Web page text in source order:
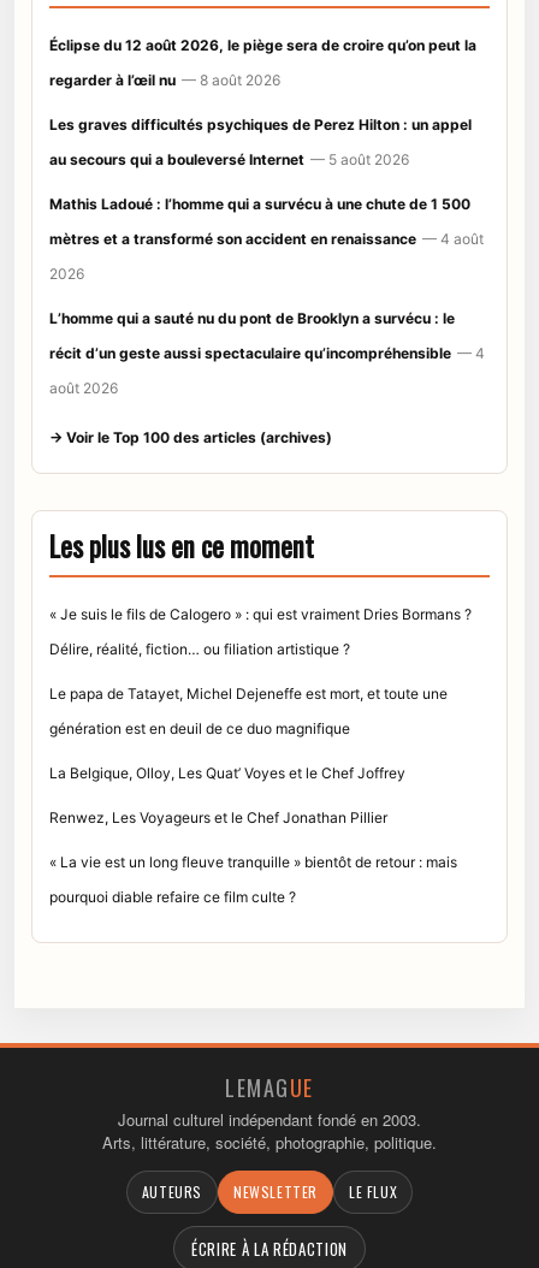
Éclipse du 12 août 2026, le piège sera de croire qu’on peut la
regarder à l’œil nu — 8 août 2026
Les graves difficultés psychiques de Perez Hilton : un appel
au secours qui a bouleversé Internet — 5 août 2026
Mathis Ladoué : l’homme qui a survécu à une chute de 1 500
mètres et a transformé son accident en renaissance — 4 août
2026
L’homme qui a sauté nu du pont de Brooklyn a survécu : le
récit d’un geste aussi spectaculaire qu’incompréhensible — 4
août 2026
→ Voir le Top 100 des articles (archives)
Les plus lus en ce moment
« Je suis le fils de Calogero » : qui est vraiment Dries Bormans ?
Délire, réalité, fiction… ou filiation artistique ?
Le papa de Tatayet, Michel Dejeneffe est mort, et toute une
génération est en deuil de ce duo magnifique
La Belgique, Olloy, Les Quat’ Voyes et le Chef Joffrey
Renwez, Les Voyageurs et le Chef Jonathan Pillier
« La vie est un long fleuve tranquille » bientôt de retour : mais
pourquoi diable refaire ce film culte ?
LEMAGUE
Journal culturel indépendant fondé en 2003.
Arts, littérature, société, photographie, politique.
AUTEURS NEWSLETTER LE FLUX
ÉCRIRE À LA RÉDACTION